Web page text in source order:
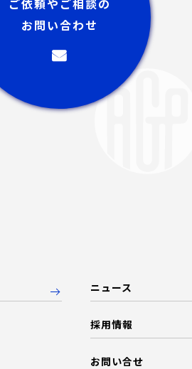
お問い合わせ
ニュース
採用情報
お問い合せ